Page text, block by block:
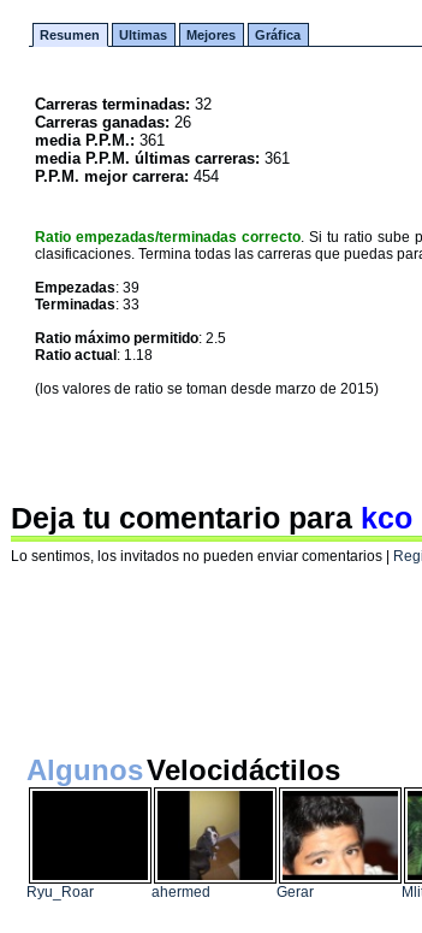
Resumen Ultimas Mejores Gráfica
Carreras terminadas: 32
Carreras ganadas: 26
media P.P.M.: 361
media P.P.M. últimas carreras: 361
P.P.M. mejor carrera: 454
Ratio empezadas/terminadas correcto. Si tu ratio sube
clasificaciones. Termina todas las carreras que puedas
Empezadas: 39
Terminadas: 33
Ratio máximo permitido: 2.5
Ratio actual : 1.18
(los valores de ratio se toman desde marzo de 2015)
Deja tu comentario para kco
Lo sentimos, los invitados no pueden enviar comentarios |
AlgunosVelocidáctilos
Ryu_Roar ahermed Gerar